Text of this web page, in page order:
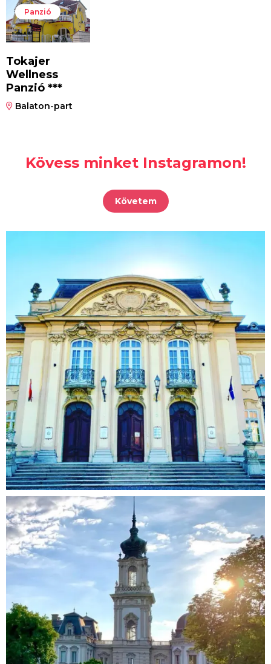
Panzió
Tokajer
Wellness
Panzió ***
Balaton-part
Kövess minket Instagramon!
Követem